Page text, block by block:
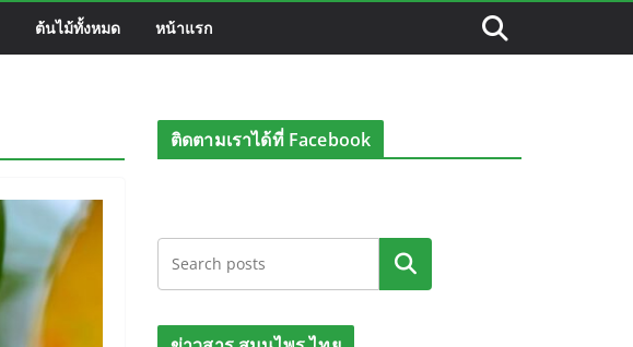
ต้นไม้ทั้งหมด หน้าแรก
ติดตามเราได้ที่ Facebook
ค้นหา